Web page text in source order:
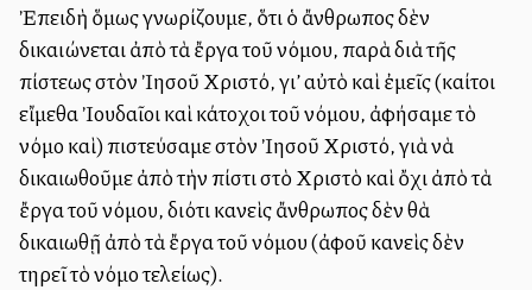
Ἐπειδὴ ὅμως γνωρίζουμε, ὅτι ὁ ἄνθρωπος δὲν
δικαιώνεται ἀπὸ τὰ ἔργα τοῦ νόμου, παρὰ διὰ τῆς
πίστεως στὸν Ἰησοῦ Χριστό, γι’ αὐτὸ καὶ ἐμεῖς (καίτοι
εἴμεθα Ἰουδαῖοι καὶ κάτοχοι τοῦ νόμου, ἀφήσαμε τὸ
νόμο καὶ) πιστεύσαμε στὸν Ἰησοῦ Χριστό, γιὰ νὰ
δικαιωθοῦμε ἀπὸ τὴν πίστι στὸ Χριστὸ καὶ ὄχι ἀπὸ τὰ
ἔργα τοῦ νόμου, διότι κανεὶς ἄνθρωπος δὲν θὰ
δικαιωθῇ ἀπὸ τὰ ἔργα τοῦ νόμου (ἀφοῦ κανεὶς δὲν
τηρεῖ τὸ νόμο τελείως).